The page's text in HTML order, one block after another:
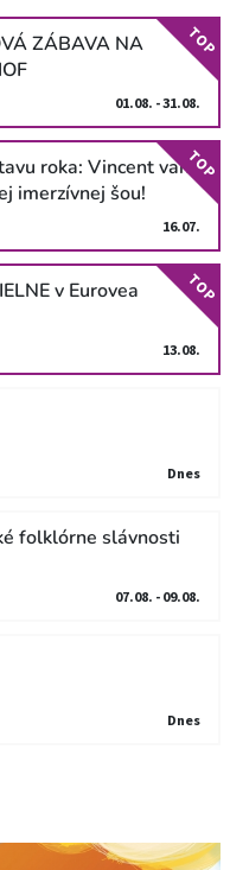
ZÁBAVA NA
01.08. - 31.08.
TOP
roka: Vincent van
imerzívnej šou!
16.07.
TOP
v Eurovea
13.08.
TOP
Dnes
folklórne slávnosti
07.08. - 09.08.
Dnes